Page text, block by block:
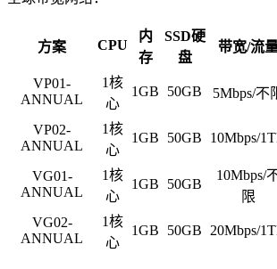
方案 CPU
内
存
SSD硬
盘
带宽/流
VP01-
ANNUAL
1核
心
1GB 50GB 5Mbps/不
VP02-
ANNUAL
1核
心
1GB 50GB 10Mbps/
VG01-
ANNUAL
1核
心
1GB 50GB
10Mbps/
限
VG02-
ANNUAL
1核
心
1GB 50GB 20Mbps/